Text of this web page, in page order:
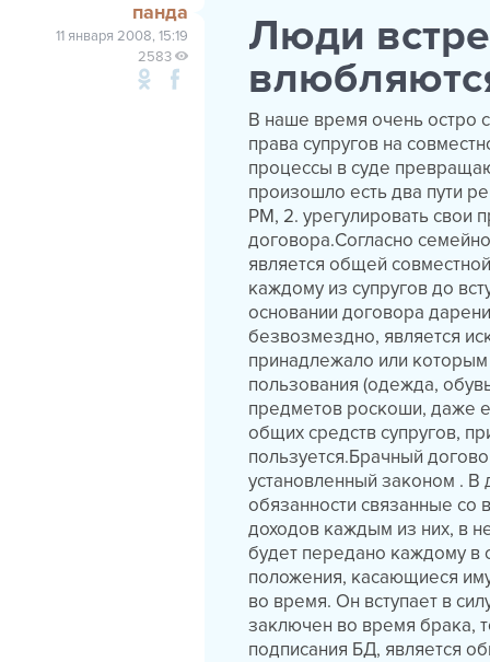
панда
11 января 2008, 15:19
2583
Люди
В наше время очень остро
права супругов на
процессы в суде
произошло есть два пути
РМ, 2. урегулировать свои
договора.Согласно
является общей
каждому из супругов до
основании договора
безвозмездно, является
принадлежало или
пользования (одежда,
предметов роскоши, даже
общих средств супругов,
пользуется.Брачный
установленный законом . В
обязанности связанные со
доходов каждым из них, в
будет передано каждому в
положения, касающиеся
во время. Он вступает в
заключен во время брака,
подписания БД, является